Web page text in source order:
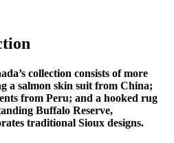
collection consists of more
a salmon skin suit from China;
from Peru; and a hooked rug
Buffalo Reserve,
traditional Sioux designs.